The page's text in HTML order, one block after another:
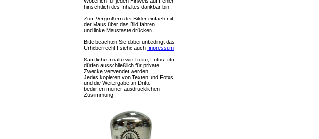
hinsichtlich des Inhaltes dankbar bin !
Zum Vergrößern der Bilder einfach mit
der Maus über das Bild fahren.
und linke Maustaste drücken.
Bitte beachten Sie dabei unbedingt das
Urheberrecht ! siehe auch Impressum
Sämtliche Inhalte wie Texte, Fotos, etc.
dürfen ausschließlich für private
Zwecke verwendet werden.
Jedes kopieren von Texten und Fotos
und die Weitergabe an Dritte
bedürfen meiner ausdrücklichen
Zustimmung !